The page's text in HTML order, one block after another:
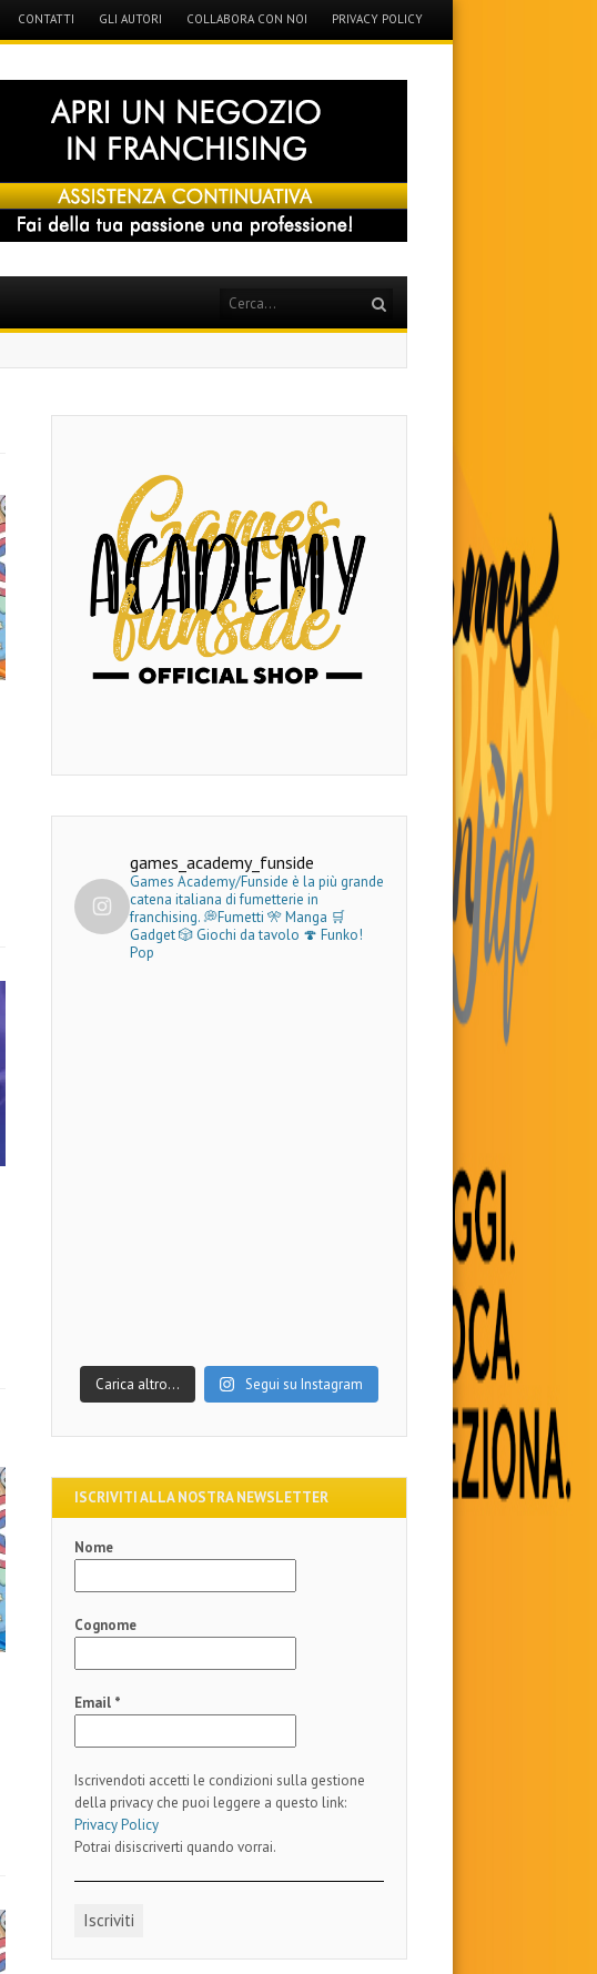
CONTATTI GLI AUTORI COLLABORA CON NOI PRIVACY POLICY
Search
games_academy_funside
Games Academy/Funside è la più grande
catena italiana di fumetterie in
franchising.💭Fumetti 🎌 Manga 🛒
Gadget🎲 Giochi da tavolo 🍄 Funko!
Pop
Carica altro… Segui su Instagram
ISCRIVITI ALLA NOSTRA NEWSLETTER
Nome
Cognome
Email *
Iscrivendoti accetti le condizioni sulla gestione
della privacy che puoi leggere a questo link:
Privacy Policy
Potrai disiscriverti quando vorrai.